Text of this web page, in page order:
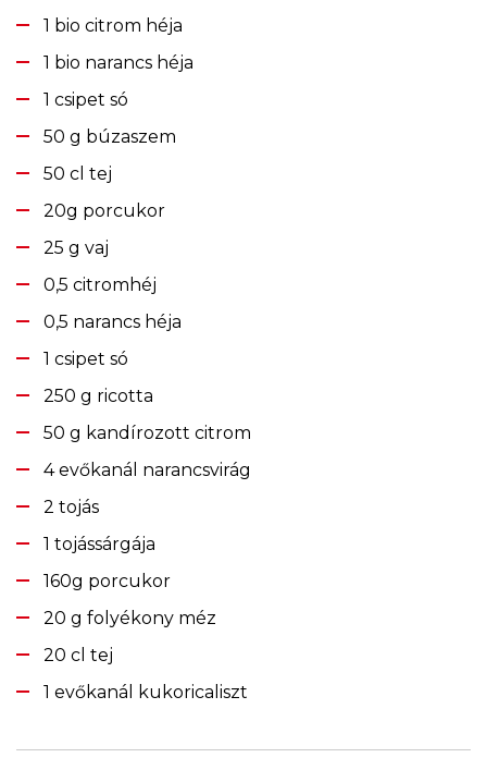
1 bio citrom héja
1 bio narancs héja
1 csipet só
50 g búzaszem
50 cl tej
20g porcukor
25 g vaj
0,5 citromhéj
0,5 narancs héja
1 csipet só
250 g ricotta
50 g kandírozott citrom
4 evőkanál narancsvirág
2 tojás
1 tojássárgája
160g porcukor
20 g folyékony méz
20 cl tej
1 evőkanál kukoricaliszt